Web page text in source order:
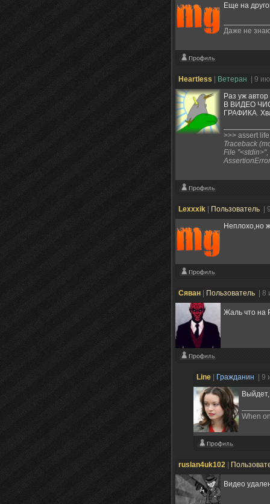
Еще на
Даже не
Heartless Ветеран
| 9
Раз уж
В ВИДЕО
ГРАФИКА.
>>> assert
Traceback
File
AssertionError
Lexxxik Пользователь
|
Неплохо,но
Сяван Пользователь |
Жаль что на
Line Гражданин
| 9
When
ruslan4uk102
Видео